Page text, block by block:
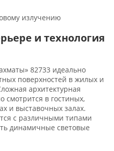
излучению
и технология
82733 идеально
поверхностей в жилых и
архитектурная
смотрится в гостиных,
и выставочных залах.
с различными типами
динамичные световые